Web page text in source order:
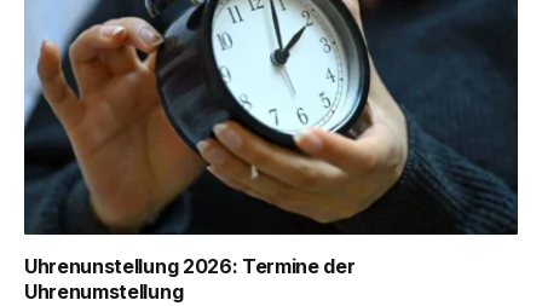
Uhrenunstellung 2026: Termine der
Uhrenumstellung